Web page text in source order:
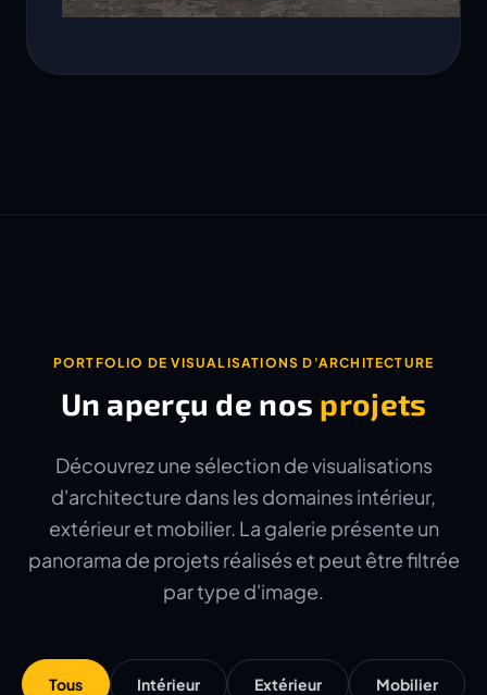
PORTFOLIO DE VISUALISATIONS D'ARCHITECTURE
Un aperçu de nos projets
Découvrez une sélection de visualisations
d'architecture dans les domaines intérieur,
extérieur et mobilier. La galerie présente un
panorama de projets réalisés et peut être filtrée
par type d'image.
Tous Intérieur Extérieur Mobilier